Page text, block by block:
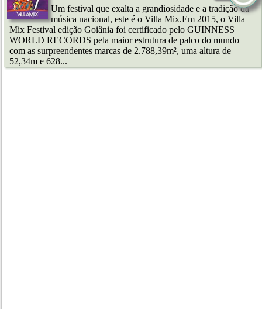
Um festival que exalta a grandiosidade e a tradição da
música nacional, este é o Villa Mix.Em 2015, o Villa
Mix Festival edição Goiânia foi certificado pelo GUINNESS
WORLD RECORDS pela maior estrutura de palco do mundo
com as surpreendentes marcas de 2.788,39m², uma altura de
52,34m e 628...